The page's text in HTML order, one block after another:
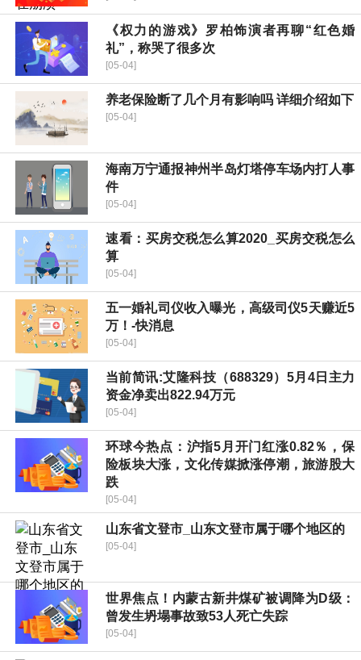
《权力的游戏》罗柏饰演者再聊“红色婚
礼”，称哭了很多次
[05-04]
养老保险断了几个月有影响吗 详细介绍如下
[05-04]
海南万宁通报神州半岛灯塔停车场内打人事
件
[05-04]
速看：买房交税怎么算2020_买房交税怎么
算
[05-04]
五一婚礼司仪收入曝光，高级司仪5天赚近5
万！-快消息
[05-04]
当前简讯:艾隆科技（688329）5月4日主力
资金净卖出822.94万元
[05-04]
环球今热点：沪指5月开门红涨0.82％，保
险板块大涨，文化传媒掀涨停潮，旅游股大
跌
[05-04]
山东省文登市_山东文登市属于哪个地区的
[05-04]
世界焦点！内蒙古新井煤矿被调降为D级：
曾发生坍塌事故致53人死亡失踪
[05-04]